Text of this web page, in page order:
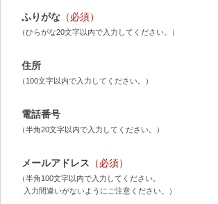
ふりがな （必須）
（ひらがな20文字以内で入力してください。）
住所
（100文字以内で入力してください。）
電話番号
（半角20文字以内で入力してください。）
メールアドレス （必須）
（半角100文字以内で入力してください。
入力間違いがないようにご注意ください。）